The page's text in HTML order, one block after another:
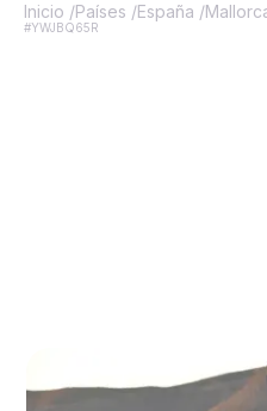
Inicio /Países /España /
#YWJBQ65R